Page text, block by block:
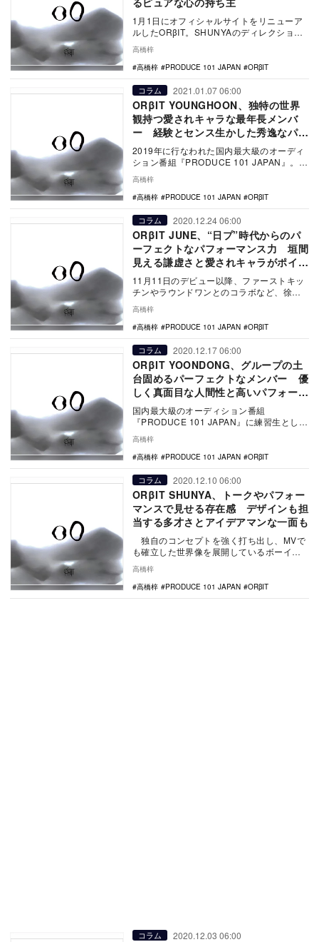
1月1日にオフィシャルサイトをリニューア
ルしたORβIT。SHUNYAのディレクション
のもと、コンセプトや衣装、メイクなどが
一新…
高橋梓
高橋梓
PRODUCE 101 JAPAN ORβIT
コラム 2021.01.07 06:00
ORβIT YOUNGHOON、独特の世界
観持つ愛されキャラな最年長メンバ
ー 経験とセンス生かした秀逸なパフ
ォーマンス
2019年に行なわれた国内最大級のオーディ
ション番組『PRODUCE 101 JAPAN』。デ
ビューには至らなかったものの、多く…
高橋梓
高橋梓
PRODUCE 101 JAPAN ORβIT
コラム 2020.12.24 06:00
ORβIT JUNE、“日プ”時代からのパ
ーフェクトなパフォーマンス力 垣間
見える謙虚さと愛されキャラがポイン
ト
11月11日のデビュー以降、ファーストキッ
チンやラウンドワンとのコラボなど、徐々
に活動を本格化させているORβIT。メンバ
ーが在…
高橋梓
高橋梓
PRODUCE 101 JAPAN ORβIT
コラム 2020.12.17 06:00
ORβIT YOONDONG、グループの土
台固めるパーフェクトなメンバー 優
しく真面目な人間性と高いパフォーマ
ンス力で魅了
国内最大級のオーディション番組
『PRODUCE 101 JAPAN』に練習生として
参加していたYUGO、SHUNYA、JUNE、
…
高橋梓
高橋梓
PRODUCE 101 JAPAN ORβIT
コラム 2020.12.10 06:00
ORβIT SHUNYA、トークやパフォー
マンスで見せる存在感 デザインも担
当する多才さとアイデアマンな一面も
独自のコンセプトを強く打ち出し、MVで
も確立した世界像を展開しているボーイズ
グループ、ORβIT。惜しくもデビューに
は…
高橋梓
高橋梓
PRODUCE 101 JAPAN ORβIT
コラム 2020.12.03 06:00